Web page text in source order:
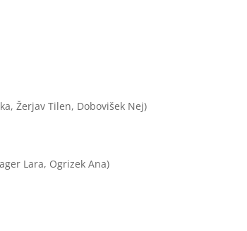
Žerjav Tilen, Dobovišek Nej)
Lara, Ogrizek Ana)